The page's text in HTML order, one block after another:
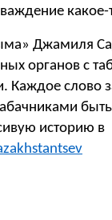
какое-
Джамиля
органов с
Каждое слово
историю в